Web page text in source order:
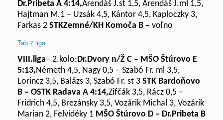
Dr.Pribeta A 4:14,Árendáš J.st 1,5, Árendáš J.ml 1,5,
Hajtman M.1 – Uzsák 4,5, Kántor 4,5, Kaploczky 3,
Farkas 2 STKZemné/KH Komoča B – voľno
Tab.7.liga
VIII.liga– 2.kolo:Dr.Dvory n/Ž C – MŠO Štúrovo E
5:13,Németh 4,5, Nagy 0,5 – Szabó Fr. ml 3,5,
Lorincz 3,5, Balázs 3, Szabó Fr. st 3 STK Bardoňovo
B – OSTK Radava A 4:14,Zifčák 3,5, Rácz 0,5 –
Fridrich 4,5, Brezánsky 3,5, Vozárik Michal 3, Vozárik
Marian 2, Felvidéky 1 MŠO Štúrovo D – Dr.Pribeta B